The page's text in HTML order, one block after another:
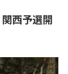
西予選開